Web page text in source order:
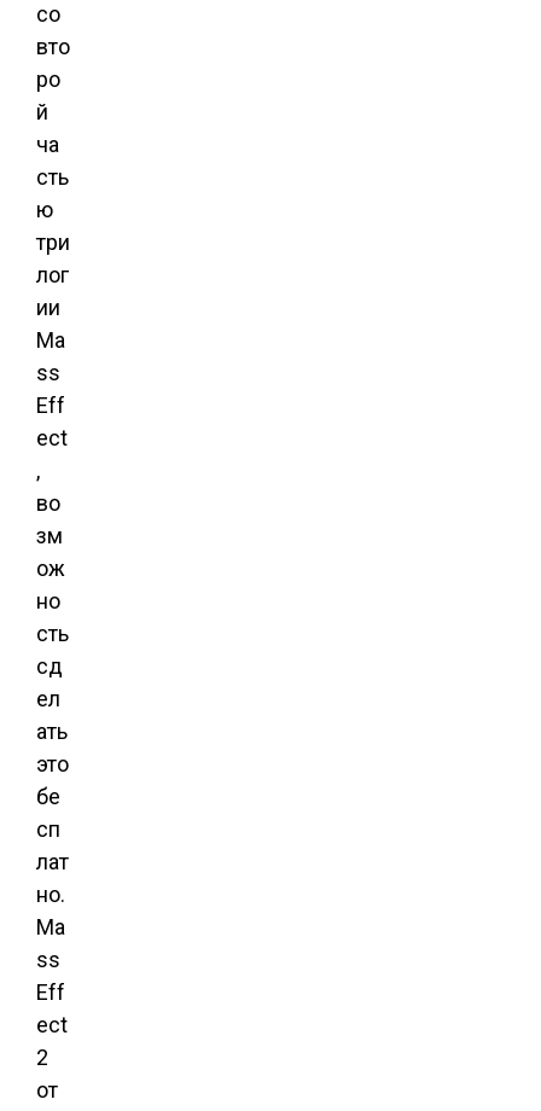
со
вто
ро
й
ча
сть
ю
три
лог
ии
Ma
ss
Eff
ect
,
во
зм
ож
но
сть
сд
ел
ать
это
бе
сп
лат
но.
Ma
ss
Eff
ect
2
от